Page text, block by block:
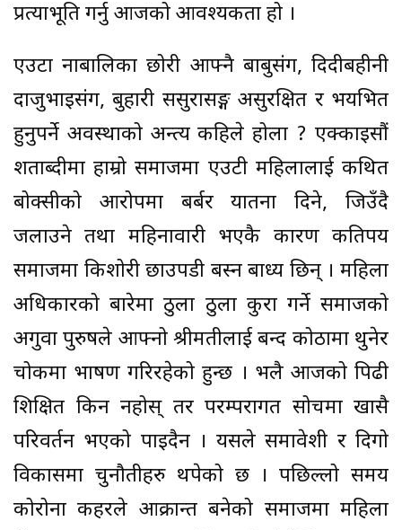
प्रत्याभूति गर्नु आजको आवश्यकता हो ।
एउटा नाबालिका छोरी आफ्नै बाबुसंग, दिदीबहीनी
दाजुभाइसंग, बुहारी ससुरासङ्ग असुरक्षित र भयभित
हुनुपर्ने अवस्थाको अन्त्य कहिले होला ? एक्काइसौं
शताब्दीमा हाम्रो समाजमा एउटी महिलालाई कथित
बोक्सीको आरोपमा बर्बर यातना दिने, जिउँदै
जलाउने तथा महिनावारी भएकै कारण कतिपय
समाजमा किशोरी छाउपडी बस्न बाध्य छिन् । महिला
अधिकारको बारेमा ठुला ठुला कुरा गर्ने समाजको
अगुवा पुरुषले आफ्नो श्रीमतीलाई बन्द कोठामा थुनेर
चोकमा भाषण गरिरहेको हुन्छ । भलै आजको पिढी
शिक्षित किन नहोस् तर परम्परागत सोचमा खासै
परिवर्तन भएको पाइदैन । यसले समावेशी र दिगो
विकासमा चुनौतीहरु थपेको छ । पछिल्लो समय
कोरोना कहरले आक्रान्त बनेको समाजमा महिला